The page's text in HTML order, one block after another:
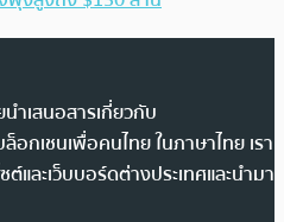
ำเสนอสารเกี่ยวกับ
อกเชนเพื่อคนไทย ในภาษาไทย เรา
และเว็บบอร์ดต่างประเทศและนำมา